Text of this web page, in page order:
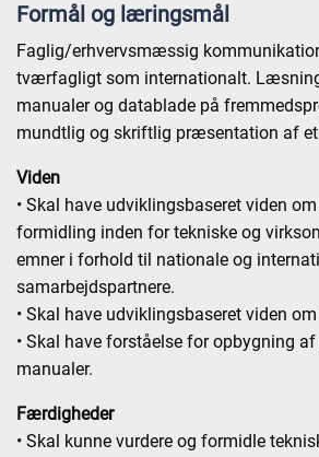
Formål og læringsmål
Faglig/erhvervsmæssig
tværfagligt som internationalt.
manualer og datablade på
mundtlig og skriftlig præsentation af et
Viden
• Skal have udviklingsbaseret viden
formidling inden for tekniske og
emner i forhold til nationale og
samarbejdspartnere.
• Skal have udviklingsbaseret viden
• Skal have forståelse for opbygning
manualer.
Færdigheder
• Skal kunne vurdere og formidle